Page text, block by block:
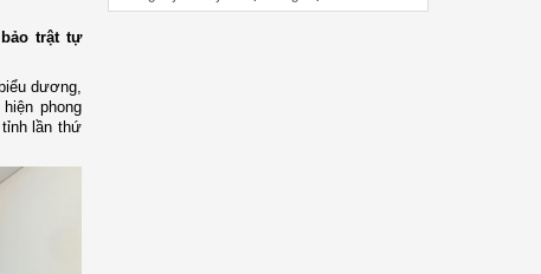
trật tự
dương,
phong
tỉnh lần thứ